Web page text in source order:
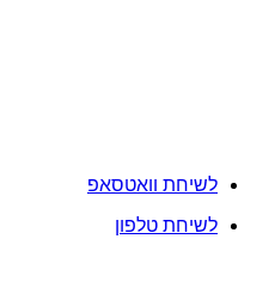
וואטסאפ
טלפון